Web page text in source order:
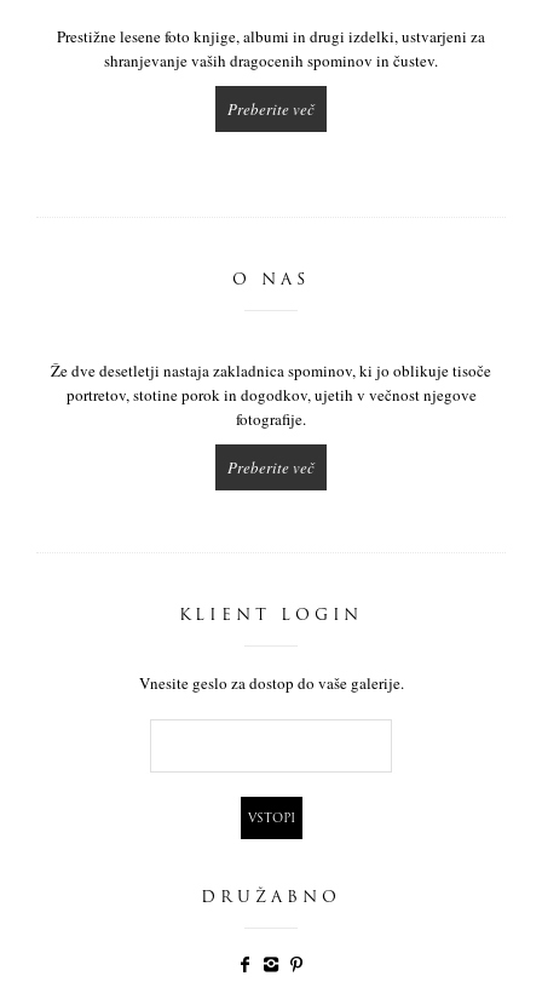
Prestižne lesene foto knjige, albumi in drugi izdelki, ustvarjeni za
shranjevanje vaših dragocenih spominov in čustev.
Preberite več
O NAS
Že dve desetletji nastaja zakladnica spominov, ki jo oblikuje tisoče
portretov, stotine porok in dogodkov, ujetih v večnost njegove
fotografije.
Preberite več
KLIENT LOGIN
Vnesite geslo za dostop do vaše galerije.
DRUŽABNO